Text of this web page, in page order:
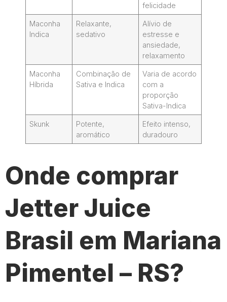
felicidade
Maconha
Indica
Relaxante,
sedativo
Alívio de
estresse e
ansiedade,
relaxamento
Maconha
Híbrida
Combinação de
Sativa e Indica
Varia de acordo
com a
proporção
Sativa-Indica
Skunk
Potente,
aromático
Efeito intenso,
duradouro
Onde comprar
Jetter Juice
Brasil em Mariana
Pimentel – RS?